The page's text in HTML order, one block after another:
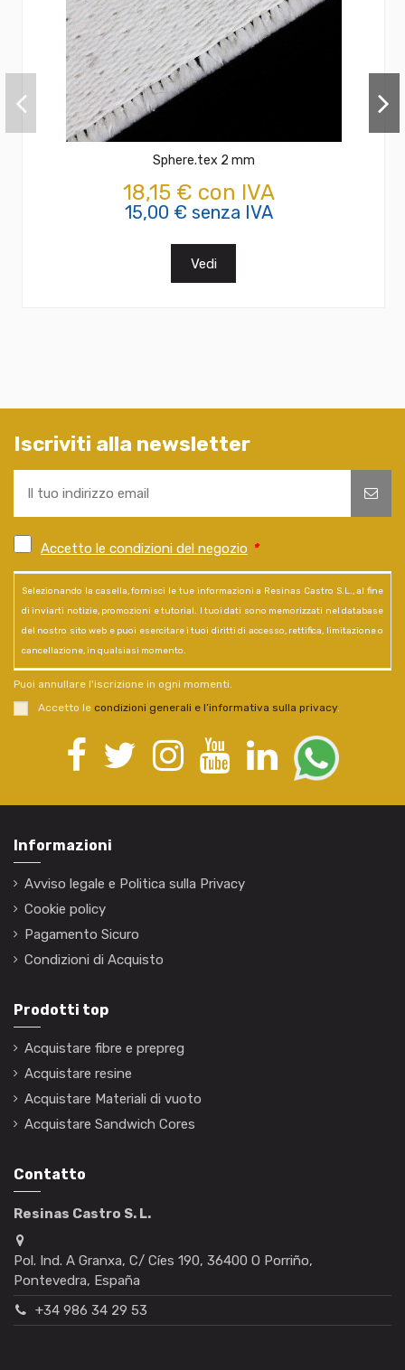
Sphere.tex 2 mm
18,15 € con IVA
15,00 € senza IVA
Vedi
Iscriviti alla newsletter
Accetto le condizioni del negozio *
Selezionando la casella, fornisci le tue informazioni a Resinas Castro S.L., al fine
di inviarti notizie, promozioni e tutorial. I tuoi dati sono memorizzati nel database
del nostro sito web e puoi esercitare i tuoi diritti di accesso, rettifica, limitazione o
cancellazione, in qualsiasi momento.
Puoi annullare l'iscrizione in ogni momenti.
Accetto le condizioni generali e l’informativa sulla privacy.
Informazioni
Avviso legale e Politica sulla Privacy
Cookie policy
Pagamento Sicuro
Condizioni di Acquisto
Prodotti top
Acquistare fibre e prepreg
Acquistare resine
Acquistare Materiali di vuoto
Acquistare Sandwich Cores
Contatto
Resinas Castro S. L.
Pol. Ind. A Granxa, C/ Cíes 190, 36400 O Porriño,
Pontevedra, España
+34 986 34 29 53